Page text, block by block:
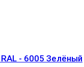
- 6005 Зелёный